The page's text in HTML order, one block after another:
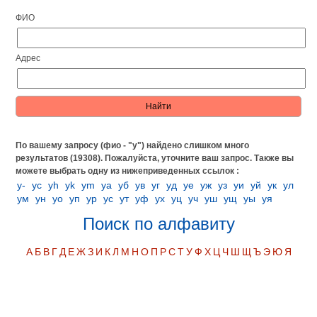
ФИО
Адрес
По вашему запросу (фио - "у") найдено слишком много
результатов (19308). Пожалуйста, уточните ваш запрос.Также вы
можете выбрать одну из нижеприведенных ссылок :
у- уc уh уk уm уа уб ув уг уд уе уж уз уи уй ук ул
ум
ун уо уп ур ус ут уф ух уц уч уш ущ уы уя
Поиск по алфавиту
А Б В Г Д Е Ж З И К Л М Н О П Р С Т У Ф Х Ц Ч Ш Щ Ъ Э Ю Я